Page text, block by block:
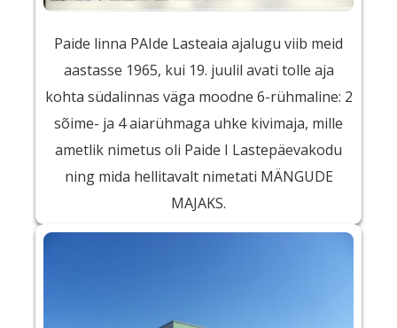
Paide linna PAIde Lasteaia ajalugu viib meid
aastasse 1965, kui 19. juulil avati tolle aja
kohta südalinnas väga moodne 6-rühmaline: 2
sõime- ja 4 aiarühmaga uhke kivimaja, mille
ametlik nimetus oli Paide I Lastepäevakodu
ning mida hellitavalt nimetati MÄNGUDE
MAJAKS.